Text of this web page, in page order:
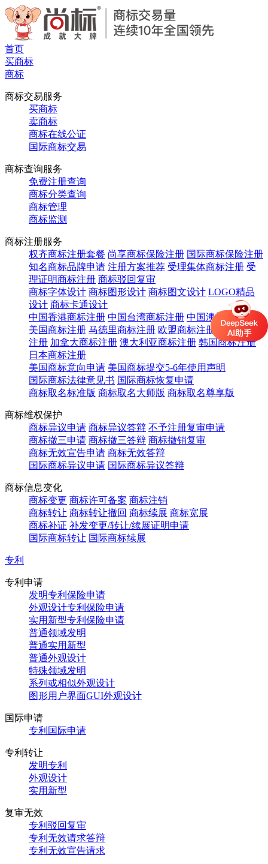
首页
买商标
商标
商标交易服务
买商标
卖商标
商标在线公证
国际商标交易
商标查询服务
免费注册查询
商标分类查询
商标管理
商标监测
商标注册服务
权齐商标注册套餐 尚享商标保险注册 国际商标保险注册
知名商标品牌申请 注册方案推荐 受理集体商标注册 受
理证明商标注册 商标驳回复审
商标字体设计 商标图形设计 商标图文设计 LOGO精品
设计 商标卡通设计
中国香港商标注册 中国台湾商标注册 中国澳门商标注册
美国商标注册 马德里商标注册 欧盟商标注册
英国商标
注册 加拿大商标注册 澳大利亚商标注册 韩国商标注册
日本商标注册
美国商标意向申请 美国商标提交5-6年使用声明
国际商标法律意见书 国际商标恢复申请
商标取名标准版 商标取名大师版 商标取名尊享版
商标维权保护
商标异议申请 商标异议答辩 不予注册复审申请
商标撤三申请 商标撤三答辩 商标撤销复审
商标无效宣告申请 商标无效答辩
国际商标异议申请 国际商标异议答辩
商标信息变化
商标变更 商标许可备案 商标注销
商标转让 商标转让撤回 商标续展 商标宽展
商标补证 补发变更/转让/续展证明申请
国际商标转让 国际商标续展
专利
专利申请
发明专利保险申请
外观设计专利保险申请
实用新型专利保险申请
普通领域发明
普通实用新型
普通外观设计
特殊领域发明
系列或相似外观设计
图形用户界面GUI外观设计
国际申请
专利国际申请
专利转让
发明专利
外观设计
实用新型
复审无效
专利驳回复审
专利无效请求答辩
专利无效宣告请求